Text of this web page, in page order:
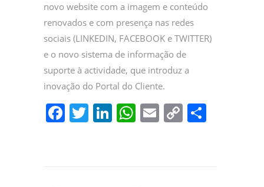
novo website com a imagem e conteúdo
renovados e com presença nas redes
sociais (LINKEDIN, FACEBOOK e TWITTER)
e o novo sistema de informação de
suporte à actividade, que introduz a
inovação do Portal do Cliente.
F T Li W E C